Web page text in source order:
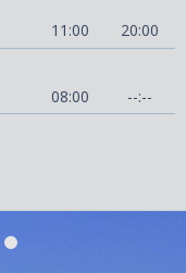
11:00
20:00
08:00 --:--